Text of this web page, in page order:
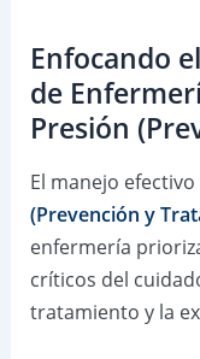
Enfocando
de
Presión
El manejo efectivo
(Prevención y
enfermería
críticos del
tratamiento y la